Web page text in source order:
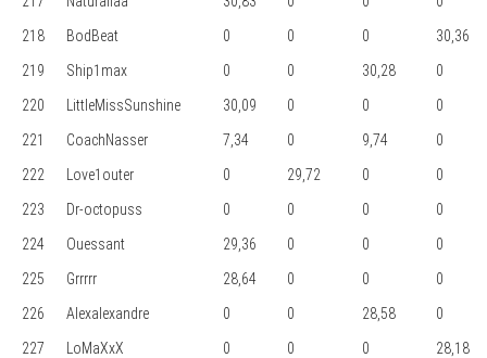
218
BodBeat 0 0 0
30,36
219
Ship1max 0 0 30,28
0
220
LittleMissSunshine 30,09 0 0
0
221
CoachNasser 7,34 0 9,74
0
222
Love1outer 0 29,72 0
0
223
Dr-octopuss 0 0 0
0
224
Ouessant 29,36 0 0
0
225
Grrrrr 28,64 0 0
0
226
Alexalexandre 0 0 28,58
0
227
LoMaXxX 0 0 0
28,18